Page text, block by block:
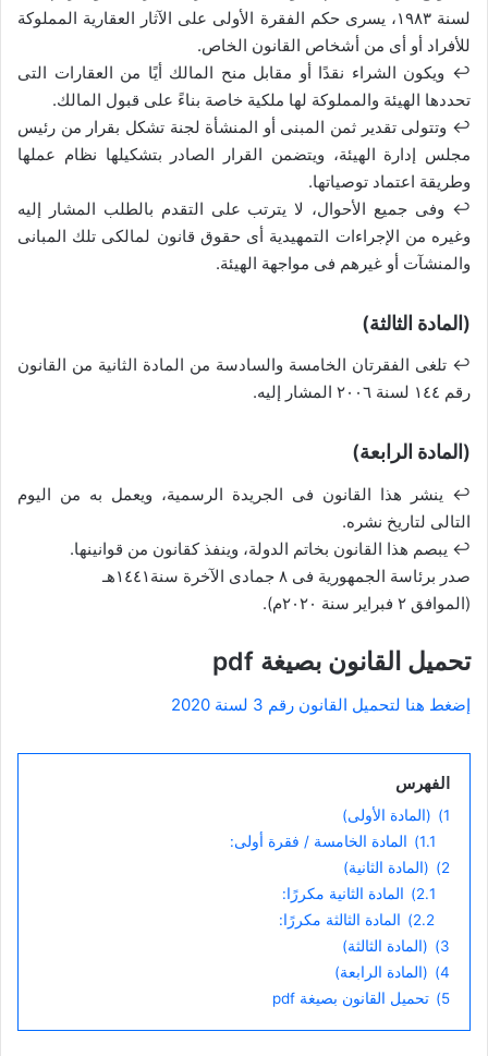
لسنة ١٩٨٣، يسرى حكم الفقرة الأولى على الآثار العقارية المملوكة
للأفراد أو أى من أشخاص القانون الخاص.
↩ ويكون الشراء نقدًا أو مقابل منح المالك أيًا من العقارات التى
تحددها الهيئة والمملوكة لها ملكية خاصة بناءً على قبول المالك.
↩ وتتولى تقدير ثمن المبنى أو المنشأة لجنة تشكل بقرار من رئيس
مجلس إدارة الهيئة، ويتضمن القرار الصادر بتشكيلها نظام عملها
وطريقة اعتماد توصياتها.
↩ وفى جميع الأحوال، لا يترتب على التقدم بالطلب المشار إليه
وغيره من الإجراءات التمهيدية أى حقوق قانون لمالكى تلك المبانى
والمنشآت أو غيرهم فى مواجهة الهيئة.
(المادة الثالثة)
↩ تلغى الفقرتان الخامسة والسادسة من المادة الثانية من القانون
رقم ١٤٤ لسنة ٢٠٠٦ المشار إليه.
(المادة الرابعة)
↩ ينشر هذا القانون فى الجريدة الرسمية، ويعمل به من اليوم
التالى لتاريخ نشره.
↩ يبصم هذا القانون بخاتم الدولة، وينفذ كقانون من قوانينها.
صدر برئاسة الجمهورية فى ٨ جمادى الآخرة سنة١٤٤١هـ
(الموافق ٢ فبراير سنة ٢٠٢٠م).
تحميل القانون بصيغة pdf
إضغط هنا لتحميل القانون رقم 3 لسنة 2020
الفهرس
1)
(المادة الأولى)
1.1)
المادة الخامسة / فقرة أولى:
2)
(المادة الثانية)
2.1)
المادة الثانية مكررًا:
2.2)
المادة الثالثة مكررًا:
3)
(المادة الثالثة)
4)
(المادة الرابعة)
5)
تحميل القانون بصيغة pdf